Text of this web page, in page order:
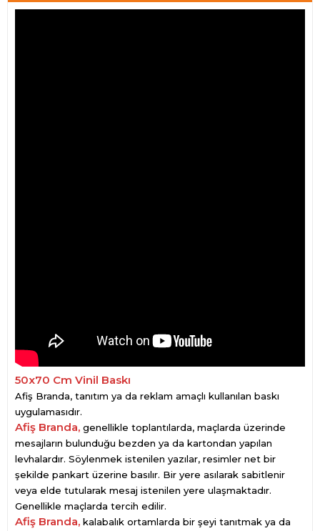
50x70 Cm Vinil Baskı
Afiş Branda, tanıtım ya da reklam amaçlı kullanılan baskı
uygulamasıdır.
Afiş Branda, genellikle toplantılarda, maçlarda üzerinde
mesajların bulunduğu bezden ya da kartondan yapılan
levhalardır. Söylenmek istenilen yazılar, resimler net bir
şekilde pankart üzerine basılır. Bir yere asılarak sabitlenir
veya elde tutularak mesaj istenilen yere ulaşmaktadır.
Genellikle maçlarda tercih edilir.
Afiş Branda, kalabalık ortamlarda bir şeyi tanıtmak ya da